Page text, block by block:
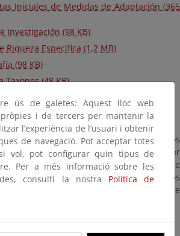
Iniciales de Medidas de Adaptación (365
Investigación (98 KB)
Riqueza Específica (1,2 MB)
(98 KB)
Taxones (48 KB)
descarga los datos en bruto empleados
de distribución agrupados por
periodos), una aplicación cartográfica que
individuales por especies y los datos
con las principales distribuciones de
el atlas), todo en el siguiente vínculo:
ús de galetes: Aquest lloc web
i de tercers per mantenir la
l’experiència de l’usuari i obtenir
de navegació. Pot acceptar totes
vol, pot configurar quin tipus de
Per a més informació sobre les
consulti la nostra Política de